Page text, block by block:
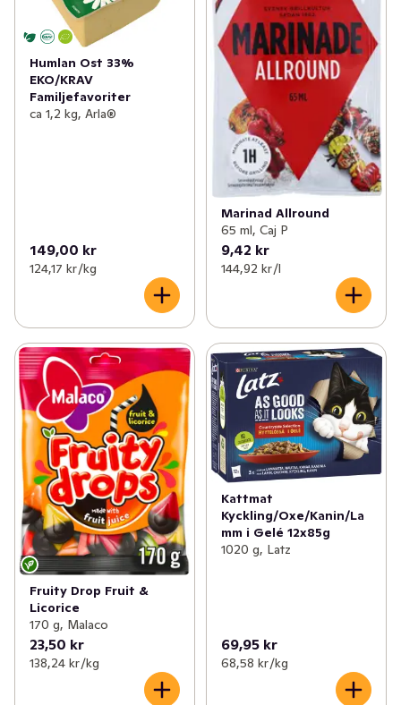
Humlan Ost 33%
EKO/KRAV
Familjefavoriter
ca 1,2 kg, Arla®
149,00 kr
124,17 kr /kg
Marinad Allround
65 ml, Caj P
9,42 kr
144,92 kr /l
Fruity Drop Fruit &
Licorice
170 g, Malaco
23,50 kr
138,24 kr /kg
Kattmat
Kyckling/Oxe/Kanin/La
mm i Gelé 12x85g
1020 g, Latz
69,95 kr
68,58 kr /kg